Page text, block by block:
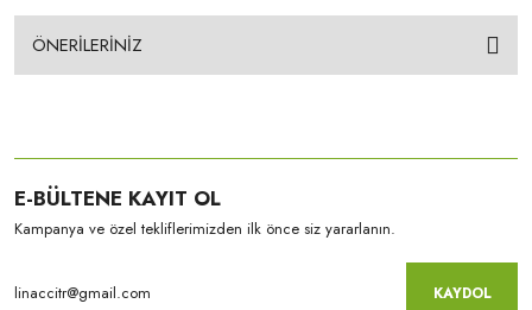
ÖNERİLERİNİZ
E-BÜLTENE KAYIT OL
Kampanya ve özel tekliflerimizden ilk önce siz yararlanın.
KAYDOL